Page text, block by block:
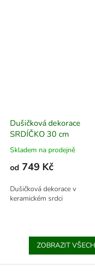
Dušičková dekorace
SRDÍČKO 30 cm
Skladem na prodejně
od 749 Kč
Dušičková dekorace v
keramickém srdci
ZOBRAZIT
Z